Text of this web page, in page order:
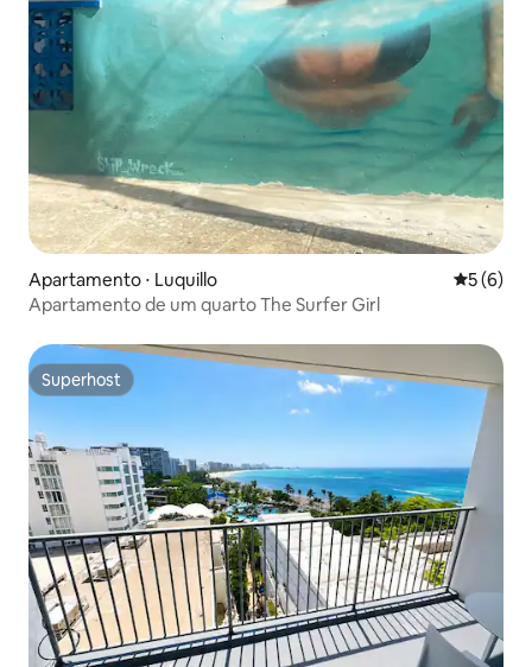
Apartamento ⋅ Luquillo 5 de
5 (6)
Apartamento de um quarto The Surfer Girl
Superhost
Superhost